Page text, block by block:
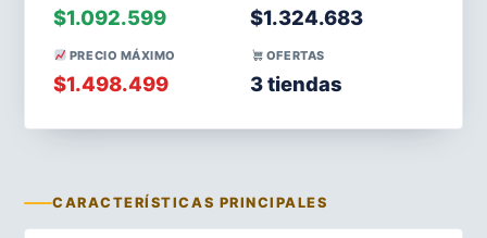
$1.092.599 $1.324.683
PRECIO MÁXIMO
$1.498.499
OFERTAS
3 tiendas
CARACTERÍSTICAS PRINCIPALES